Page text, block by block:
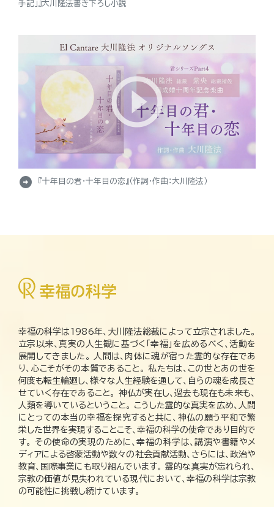
手記」』大川隆法書き下ろし小説
arrow_circle_right 『十年目の君・十年目の恋』（作詞・作曲：大川隆法）
幸福の科学は1986年、大川隆法総裁によって立宗されました。
立宗以来、真実の人生観に基づく「幸福」を広めるべく、活動を
展開してきました。 人間は、肉体に魂が宿った霊的な存在であ
り、心こそがその本質であること。 私たちは、この世とあの世を
何度も転生輪廻し、様々な人生経験を通して、自らの魂を成長さ
せていく存在であること。 神仏が実在し、過去も現在も未来も、
人類を導いているということ。 こうした霊的な真実を広め、人間
にとっての本当の幸福を探究すると共に、神仏の願う平和で繁
栄した世界を実現することこそ、幸福の科学の使命であり目的で
す。 その使命の実現のために、幸福の科学は、講演や書籍やメ
ディアによる啓蒙活動や数々の社会貢献活動、さらには、政治や
教育、国際事業にも取り組んでいます。 霊的な真実が忘れられ、
宗教の価値が見失われている現代において、幸福の科学は宗教
の可能性に挑戦し続けています。